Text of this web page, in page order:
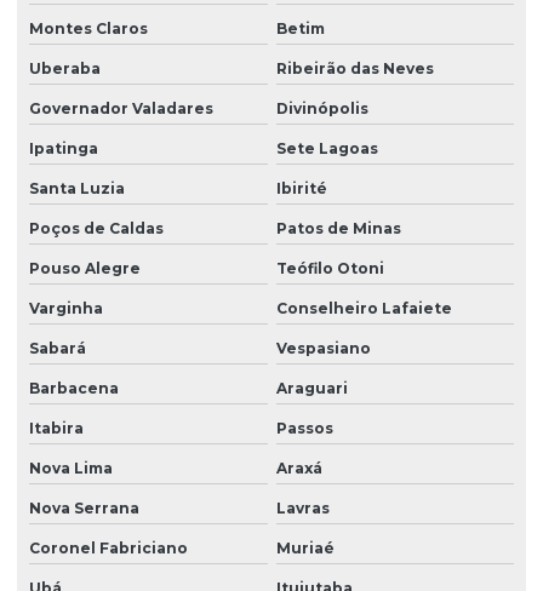
Montes Claros Betim
Uberaba Ribeirão das Neves
Governador Valadares Divinópolis
Ipatinga Sete Lagoas
Santa Luzia Ibirité
Poços de Caldas Patos de Minas
Pouso Alegre Teófilo Otoni
Varginha Conselheiro Lafaiete
Sabará Vespasiano
Barbacena Araguari
Itabira Passos
Nova Lima Araxá
Nova Serrana Lavras
Coronel Fabriciano Muriaé